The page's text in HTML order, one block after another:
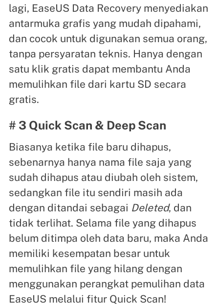
lagi, EaseUS Data Recovery menyediakan
antarmuka grafis yang mudah dipahami,
dan cocok untuk digunakan semua orang,
tanpa persyaratan teknis. Hanya dengan
satu klik gratis dapat membantu Anda
memulihkan file dari kartu SD secara
gratis.
# 3 Quick Scan & Deep Scan
Biasanya ketika file baru dihapus,
sebenarnya hanya nama file saja yang
sudah dihapus atau diubah oleh sistem,
sedangkan file itu sendiri masih ada
dengan ditandai sebagai Deleted, dan
tidak terlihat. Selama file yang dihapus
belum ditimpa oleh data baru, maka Anda
memiliki kesempatan besar untuk
memulihkan file yang hilang dengan
menggunakan perangkat pemulihan data
EaseUS melalui fitur Quick Scan!